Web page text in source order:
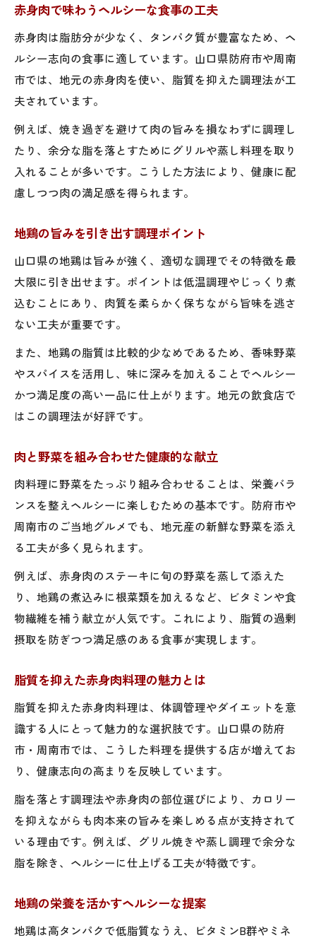
赤身肉で味わうヘルシーな食事の工夫
赤身肉は脂肪分が少なく、タンパク質が豊富なため、ヘ
ルシー志向の食事に適しています。山口県防府市や周南
市では、地元の赤身肉を使い、脂質を抑えた調理法が工
夫されています。
例えば、焼き過ぎを避けて肉の旨みを損なわずに調理し
たり、余分な脂を落とすためにグリルや蒸し料理を取り
入れることが多いです。こうした方法により、健康に配
慮しつつ肉の満足感を得られます。
地鶏の旨みを引き出す調理ポイント
山口県の地鶏は旨みが強く、適切な調理でその特徴を最
大限に引き出せます。ポイントは低温調理やじっくり煮
込むことにあり、肉質を柔らかく保ちながら旨味を逃さ
ない工夫が重要です。
また、地鶏の脂質は比較的少なめであるため、香味野菜
やスパイスを活用し、味に深みを加えることでヘルシー
かつ満足度の高い一品に仕上がります。地元の飲食店で
はこの調理法が好評です。
肉と野菜を組み合わせた健康的な献立
肉料理に野菜をたっぷり組み合わせることは、栄養バラ
ンスを整えヘルシーに楽しむための基本です。防府市や
周南市のご当地グルメでも、地元産の新鮮な野菜を添え
る工夫が多く見られます。
例えば、赤身肉のステーキに旬の野菜を蒸して添えた
り、地鶏の煮込みに根菜類を加えるなど、ビタミンや食
物繊維を補う献立が人気です。これにより、脂質の過剰
摂取を防ぎつつ満足感のある食事が実現します。
脂質を抑えた赤身肉料理の魅力とは
脂質を抑えた赤身肉料理は、体調管理やダイエットを意
識する人にとって魅力的な選択肢です。山口県の防府
市・周南市では、こうした料理を提供する店が増えてお
り、健康志向の高まりを反映しています。
脂を落とす調理法や赤身肉の部位選びにより、カロリー
を抑えながらも肉本来の旨みを楽しめる点が支持されて
いる理由です。例えば、グリル焼きや蒸し調理で余分な
脂を除き、ヘルシーに仕上げる工夫が特徴です。
地鶏の栄養を活かすヘルシーな提案
地鶏は高タンパクで低脂質なうえ、ビタミンB群やミネ